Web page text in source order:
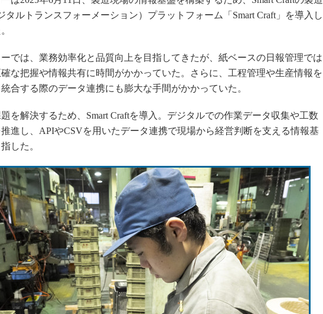
産業オープンネット展
3Dプリンタ
インダストリー4.0
イノベーション
メイドインジャパン
植物工場
海外生産
グローバル設計・開発
制御セキュリティ
新型コロナへの対応
タルトランスフォーメーション）プラットフォーム「Smart Craft」を導入し
では、業務効率化と品質向上を目指してきたが、紙ベースの日報管理では
な把握や情報共有に時間がかかっていた。さらに、工程管理や生産情報を
合する際のデータ連携にも膨大な手間がかかっていた。
を解決するため、Smart Craftを導入。デジタルでの作業データ収集や工数
進し、APIやCSVを用いたデータ連携で現場から経営判断を支える情報基
した。